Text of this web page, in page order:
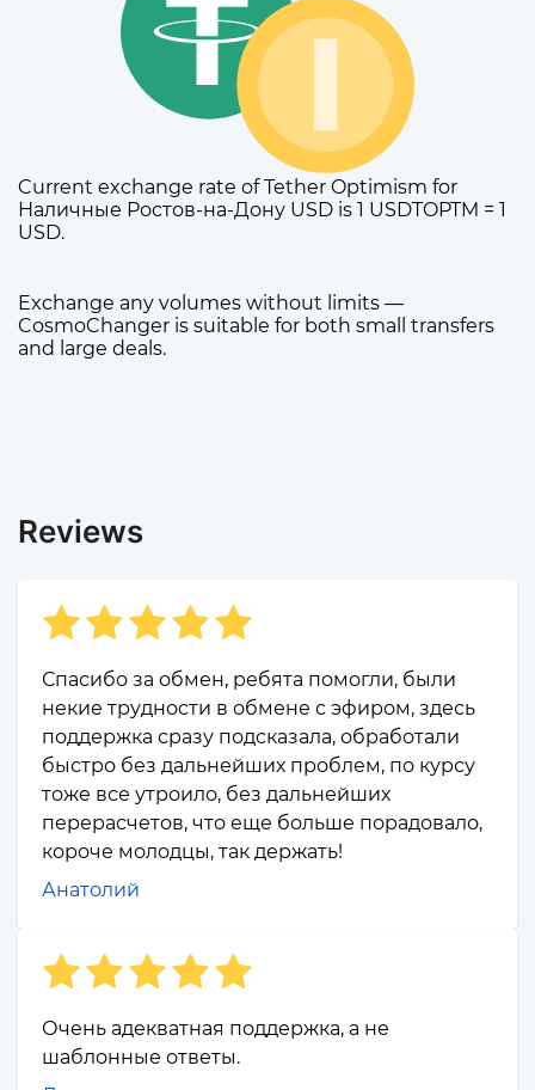
Current exchange rate of Tether Optimism for
Наличные Ростов-на-Дону USD is 1 USDTOPTM = 1
USD.
Exchange any volumes without limits —
CosmoChanger is suitable for both small transfers
and large deals.
Reviews
Спасибо за обмен, ребята помогли, были
некие трудности в обмене с эфиром, здесь
поддержка сразу подсказала, обработали
быстро без дальнейших проблем, по курсу
тоже все утроило, без дальнейших
перерасчетов, что еще больше порадовало,
короче молодцы, так держать!
Анатолий
Очень адекватная поддержка, а не
шаблонные ответы.